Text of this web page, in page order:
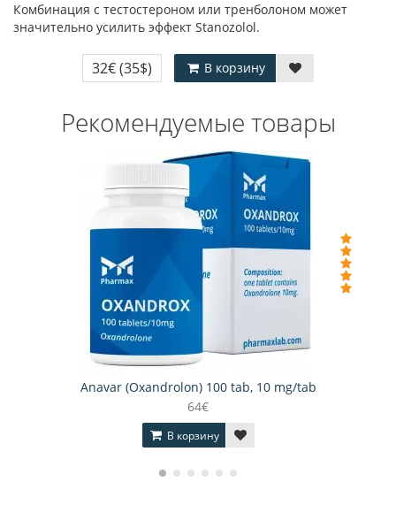
Комбинация с тестостероном или тренболоном может
значительно усилить эффект Stanozolol.
32€(35$) В корзину
Рекомендуемые товары
Anavar (Oxandrolon) 100 tab, 10 mg/tab
64€
В корзину